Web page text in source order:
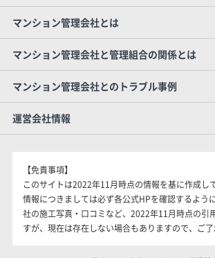
マンション管理会社とは
マンション管理会社と管理組合の関係とは
マンション管理会社とのトラブル事例
運営会社情報
【免責事項】
このサイトは2022年11月時点の情報を基に作成し
情報につきましては必ず各公式HPを確認するよう
社の施工写真・口コミなど、2022年11月時点の引
すが、現在は存在しない場合もありますので、ご了